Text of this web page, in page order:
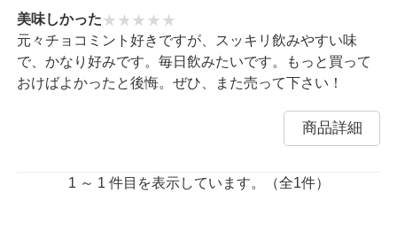
美味しかった
元々チョコミント好きですが、スッキリ飲みやすい味
で、かなり好みです。毎日飲みたいです。もっと買って
おけばよかったと後悔。ぜひ、また売って下さい！
商品詳細
1 ～ 1 件目を表示しています。（全1件）